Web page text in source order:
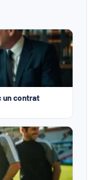
un contrat